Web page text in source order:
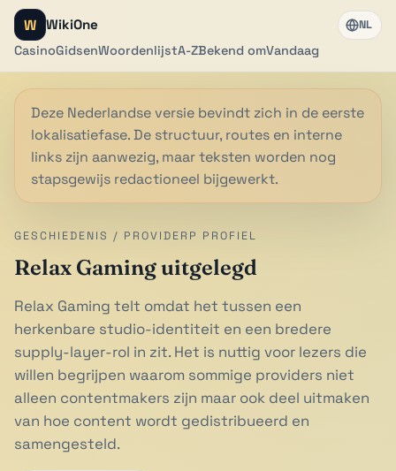
W WikiOne
CasinoGidsenWoordenlijstA-ZBekend omVandaag
NL
Deze Nederlandse versie bevindt zich in de eerste
lokalisatiefase. De structuur, routes en interne
links zijn aanwezig, maar teksten worden nog
stapsgewijs redactioneel bijgewerkt.
GESCHIEDENIS / PROVIDERP PROFIEL
Relax Gaming uitgelegd
Relax Gaming telt omdat het tussen een
herkenbare studio-identiteit en een bredere
supply-layer-rol in zit. Het is nuttig voor lezers die
willen begrijpen waarom sommige providers niet
alleen contentmakers zijn maar ook deel uitmaken
van hoe content wordt gedistribueerd en
samengesteld.